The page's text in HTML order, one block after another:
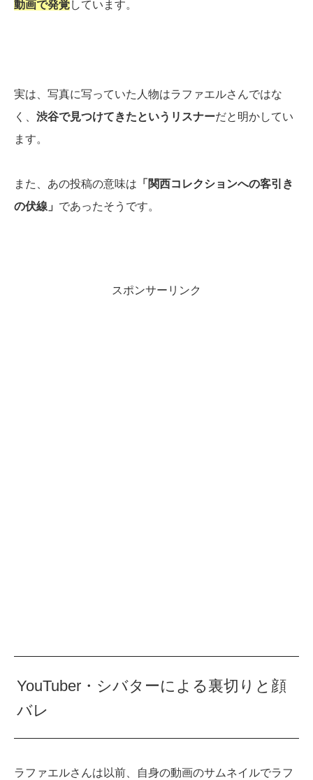
動画で発覚しています。
実は、写真に写っていた人物はラファエルさんではな
く、 渋谷で見つけてきたというリスナーだと明かしてい
ます。
また、あの投稿の意味は 「関西コレクションへの客引き
の伏線」 であったそうです。
スポンサーリンク
YouTuber・シバターによる裏切りと顔
バレ
ラファエルさんは以前、自身の動画のサムネイルでラフ